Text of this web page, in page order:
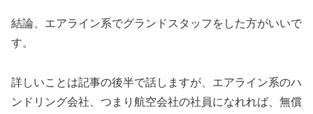
結論、エアライン系でグランドスタッフをした方がいいで
す。
詳しいことは記事の後半で話しますが、エアライン系のハ
ンドリング会社、つまり航空会社の社員になれれば、無償